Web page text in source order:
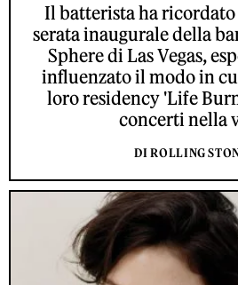
Il batterista ha
serata inaugurale della
Sphere di Las Vegas,
influenzato il modo in
loro residency 'Life
concerti nella
DI ROLLING